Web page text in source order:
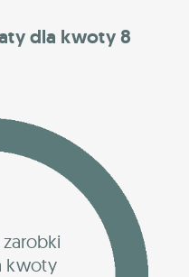
dla kwoty 8
kwoty